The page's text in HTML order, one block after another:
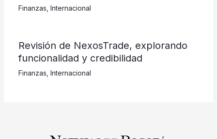
Finanzas Internacional
Revisión de NexosTrade, explorando
funcionalidad y credibilidad
Finanzas Internacional